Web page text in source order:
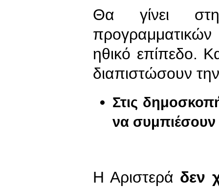
Θα γίνει
ηθικό επίπεδο.
διαπιστώσουν
Στις
να συμπιέσουν
Η Αριστερά δεν